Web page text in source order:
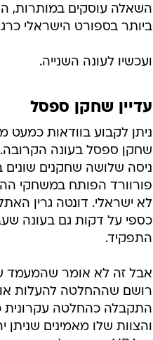
השאלה עוסקים במותרות,
ביותר בספורט הישראלי
ועכשיו לעונה השנייה.
עדיין שחקן ספסל
ניתן לקבוע בוודאות כמעט
שחקן ספסל בעונה
ניסה שלושה שחקנים
פורוורד הפותח במשחקי
לא ישראלי. דונטה גרין
כספי על דקות גם בעונה
התפקיד.
אבל זה לא אומר שהמעמד
רושם שההחלטה להעלות
התקבלה כהחלטה עקרונית
והצוות שלו מאמינים שניתן